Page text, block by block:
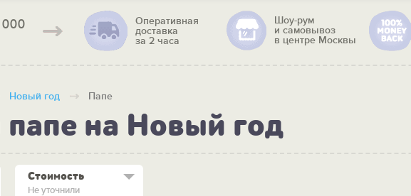
000
Оперативная
доставка
за 2 часа
Шоу-рум
и самовывоз
в центре Москвы
Новый год Папе
на Новый год
Стоимость
Не уточнили